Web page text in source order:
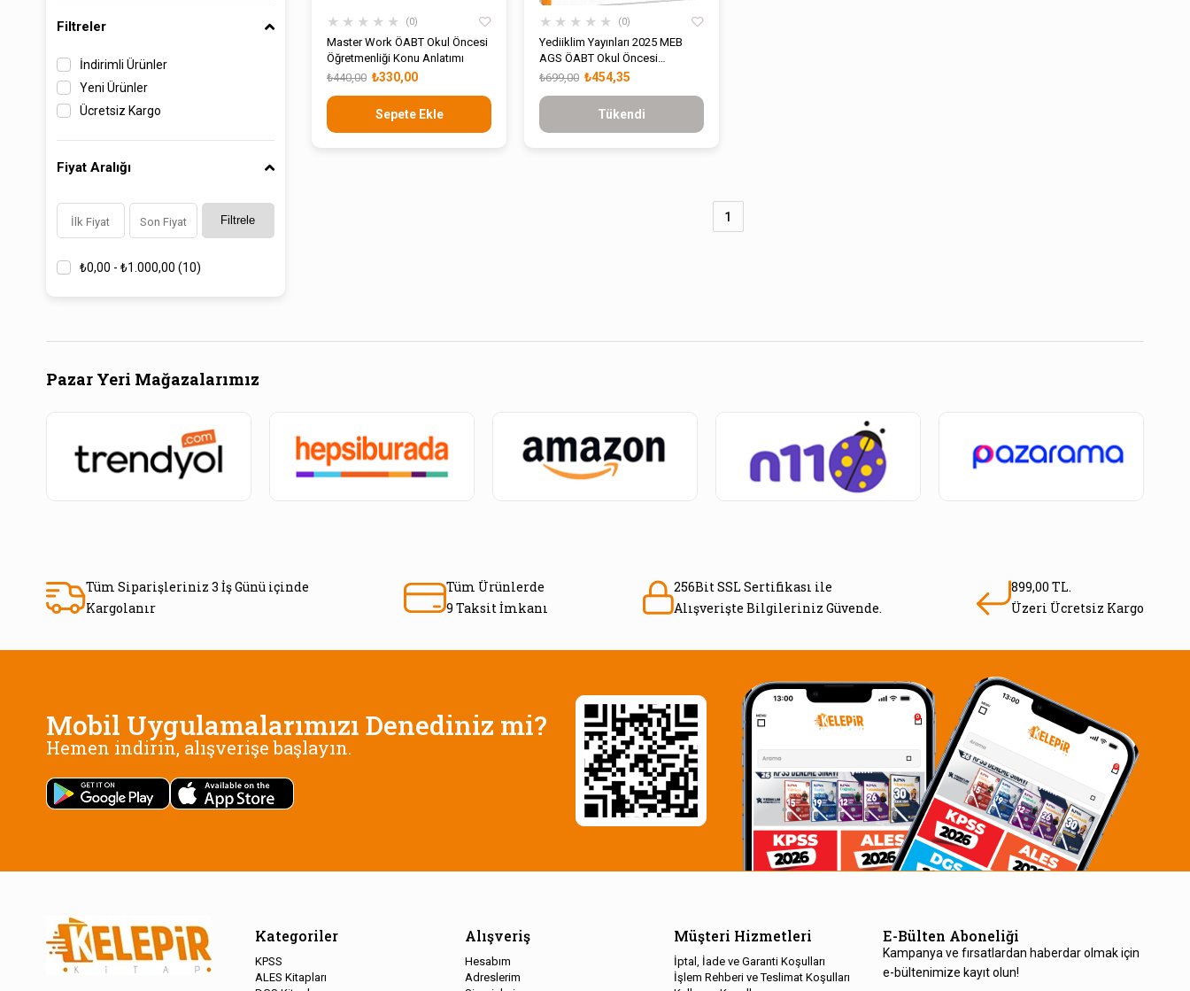
Filtreler
İndirimli Ürünler
Yeni Ürünler
Ücretsiz Kargo
Fiyat Aralığı
Filtrele
₺0,00 - ₺1.000,00 (10)
★ ★ ★ ★ ★ 0
Master Work ÖABT Okul Öncesi
Öğretmenliği Konu Anlatımı
₺330,00
₺440,00
Sepete Ekle
★ ★ ★ ★ ★ 0
Yediiklim Yayınları 2025 MEB
AGS ÖABT Okul Öncesi
Öğretmenliği Konu Anlatımı
₺454,35
₺699,00
Tükendi
1
Pazar Yeri Mağazalarımız
Tüm Siparişleriniz 3 İş Günü içinde
Kargolanır
Tüm Ürünlerde
9 Taksit İmkanı
256Bit SSL Sertifikası ile
Alışverişte Bilgileriniz Güvende.
899,00 TL.
Üzeri Ücretsiz Kargo
Mobil Uygulamalarımızı Denediniz mi?
Hemen indirin, alışverişe başlayın.
Kategoriler
KPSS
ALES Kitapları
Alışveriş
Hesabım
Adreslerim
Müşteri Hizmetleri
İptal, İade ve Garanti Koşulları
İşlem Rehberi ve Teslimat Koşulları
E-Bülten Aboneliği
Kampanya ve fırsatlardan haberdar olmak için
e-bültenimize kayıt olun!